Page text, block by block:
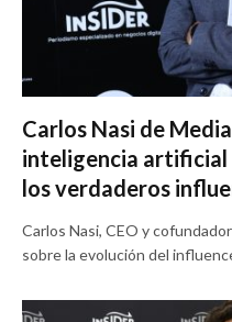
Carlos Nasi de
inteligencia artificial
los verdaderos
Carlos Nasi, CEO y
sobre la evolución del